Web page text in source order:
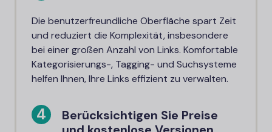
Die benutzerfreundliche Oberfläche spart Zeit
und reduziert die Komplexität, insbesondere
bei einer großen Anzahl von Links. Komfortable
Kategorisierungs-, Tagging- und Suchsysteme
helfen Ihnen, Ihre Links effizient zu verwalten.
Berücksichtigen Sie Preise